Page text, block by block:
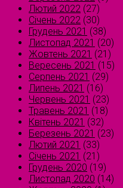
Лютий 2022 (27)
Січень 2022 (30)
Грудень 2021 (38)
Листопад 2021 (20)
Жовтень 2021 (21)
Вересень 2021 (15)
Серпень 2021 (29)
Липень 2021 (16)
Червень 2021 (23)
Травень 2021 (18)
Квітень 2021 (32)
Березень 2021 (23)
Лютий 2021 (33)
Січень 2021 (21)
Грудень 2020 (19)
Листопад 2020 (14)